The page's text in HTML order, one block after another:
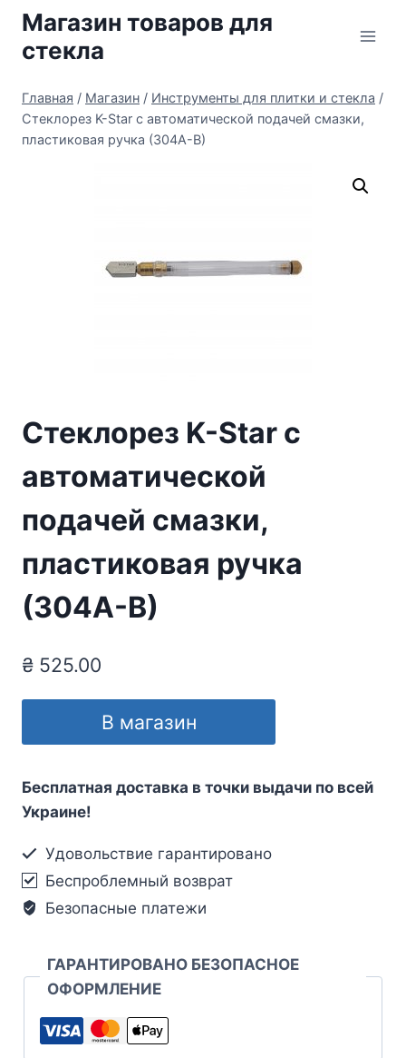
Перейти
содержимому
Магазин товаров для
стекла
Главная / Магазин / Инструменты для плитки и стекла /
Стеклорез K-Star с автоматической подачей смазки,
пластиковая ручка (304А-В)
Стеклорез K-Star с
автоматической
подачей смазки,
пластиковая ручка
(304А-В)
₴ 525.00
В магазин
Бесплатная доставка в точки выдачи по всей
Украине!
Удовольствие гарантировано
Беспроблемный возврат
Безопасные платежи
ГАРАНТИРОВАНО БЕЗОПАСНОЕ
ОФОРМЛЕНИЕ